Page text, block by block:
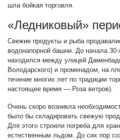
шла бойкая торговля.
«Ледниковый»
Свежие продукты и рыба
водонапорной башни. До начала
находился между улицей
Володарского) и променадом, на
течение многих лет по традиции
настоящее время — Роза ветров).
Очень скоро возникла
было бы складировать свежую
Для этого строили погреба для
естественным льдом. До сих пор